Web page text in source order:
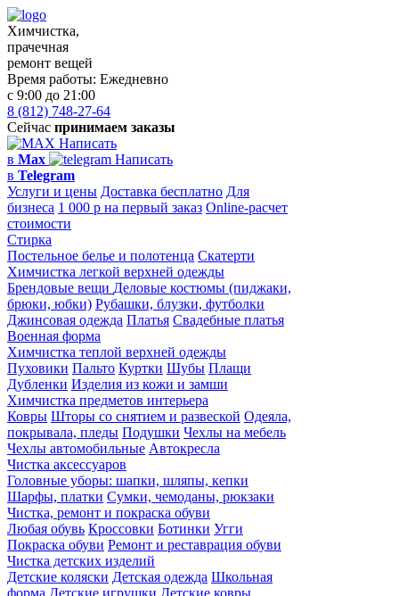
Химчистка,
прачечная
ремонт вещей
Время работы: Ежедневно
с 9:00 до 21:00
8 (812) 748-27-64
Сейчас принимаем заказы
Написать
в Max
Написать
в Telegram
Услуги и цены Доставка бесплатно Для
бизнеса 1 000 р на первый заказ Online-расчет
стоимости
Стирка
Постельное белье и полотенца Скатерти
Химчистка легкой верхней одежды
Брендовые вещи Деловые костюмы (пиджаки,
брюки, юбки) Рубашки, блузки, футболки
Джинсовая одежда Платья Свадебные платья
Военная форма
Химчистка теплой верхней одежды
Пуховики Пальто Куртки Шубы Плащи
Дубленки Изделия из кожи и замши
Химчистка предметов интерьера
Ковры Шторы со снятием и развеской Одеяла,
покрывала, пледы Подушки Чехлы на мебель
Чехлы автомобильные Автокресла
Чистка аксессуаров
Головные уборы: шапки, шляпы, кепки
Шарфы, платки Сумки, чемоданы, рюкзаки
Чистка, ремонт и покраска обуви
Любая обувь Кроссовки Ботинки Угги
Покраска обуви Ремонт и реставрация обуви
Чистка детских изделий
Детские коляски Детская одежда Школьная
форма Детские игрушки Детские ковры